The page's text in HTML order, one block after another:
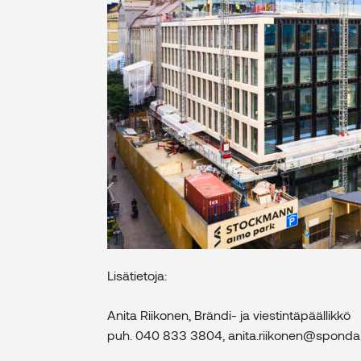
Lisätietoja:
Anita Riikonen, Brändi- ja viestintäpäällikkö
puh. 040 833 3804,